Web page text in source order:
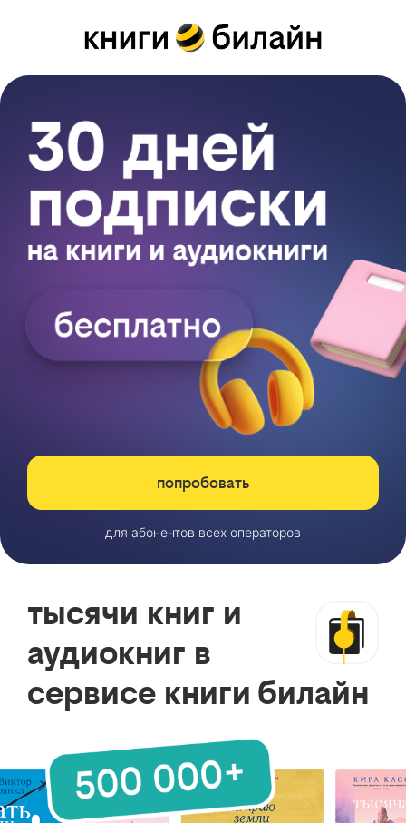
попробовать
для абонентов всех операторов
тысячи книг и
аудиокниг в
сервисе книги билайн